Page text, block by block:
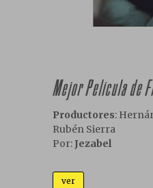
Mejor Película de
Productores: Herná
Rubén Sierra
Por: Jezabel
ver